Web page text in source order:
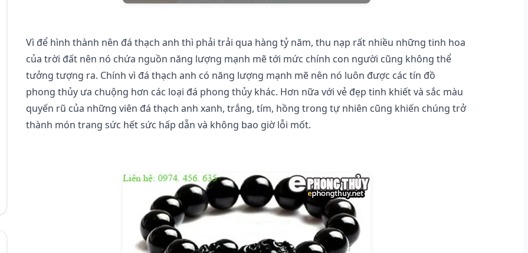
Vì để hình thành nên đá thạch anh thì phải trải qua hàng tỷ năm, thu nạp rất nhiều những tinh hoa
của trời đất nên nó chứa nguồn năng lượng mạnh mẽ tới mức chính con người cũng không thể
tưởng tượng ra. Chính vì đá thạch anh có năng lượng mạnh mẽ nên nó luôn được các tín đồ
phong thủy ưa chuộng hơn các loại đá phong thủy khác. Hơn nữa với vẻ đẹp tinh khiết và sắc màu
quyến rũ của những viên đá thạch anh xanh, trắng, tím, hồng trong tự nhiên cũng khiến chúng trở
thành món trang sức hết sức hấp dẫn và không bao giờ lỗi mốt.